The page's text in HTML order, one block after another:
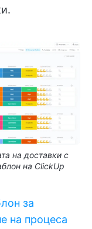
на доставки с
на ClickUp
за
на процеса